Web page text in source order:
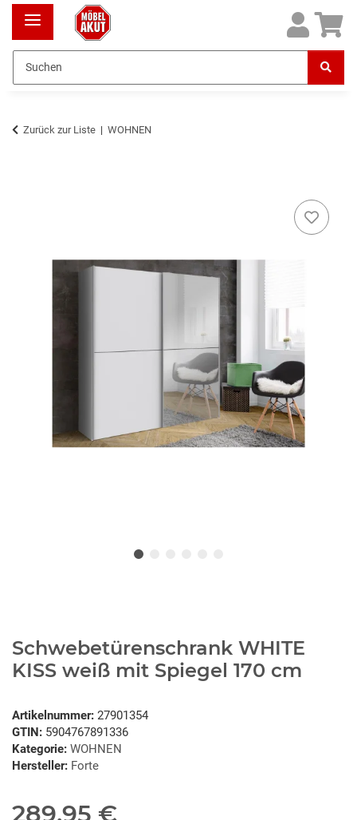
Zurück zur Liste WOHNEN
Schwebetürenschrank WHITE
KISS weiß mit Spiegel 170 cm
Artikelnummer: 27901354
GTIN: 5904767891336
Kategorie: WOHNEN
Hersteller: Forte
289,95 €